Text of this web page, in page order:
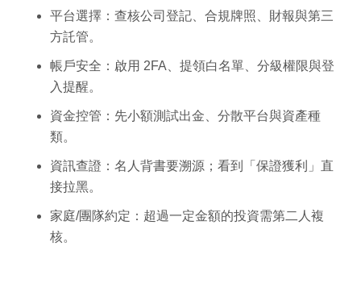
平台選擇 ：查核公司登記、合規牌照、財報與第三
方託管。
帳戶安全 ：啟用 2FA、提領白名單、分級權限與登
入提醒。
資金控管 ：先小額測試出金、分散平台與資產種
類。
資訊查證 ：名人背書要溯源；看到「保證獲利」直
接拉黑。
家庭/團隊約定 ：超過一定金額的投資需第二人複
核。